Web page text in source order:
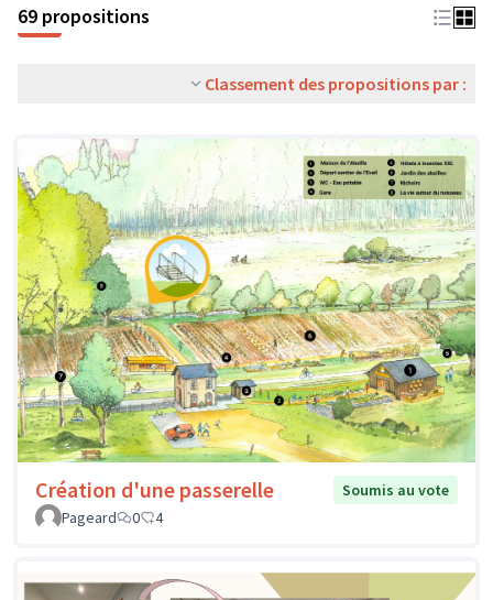
69 propositions
Classement des propositions par :
Création d'une passerelle
Soumis au vote
Pageard
0 4